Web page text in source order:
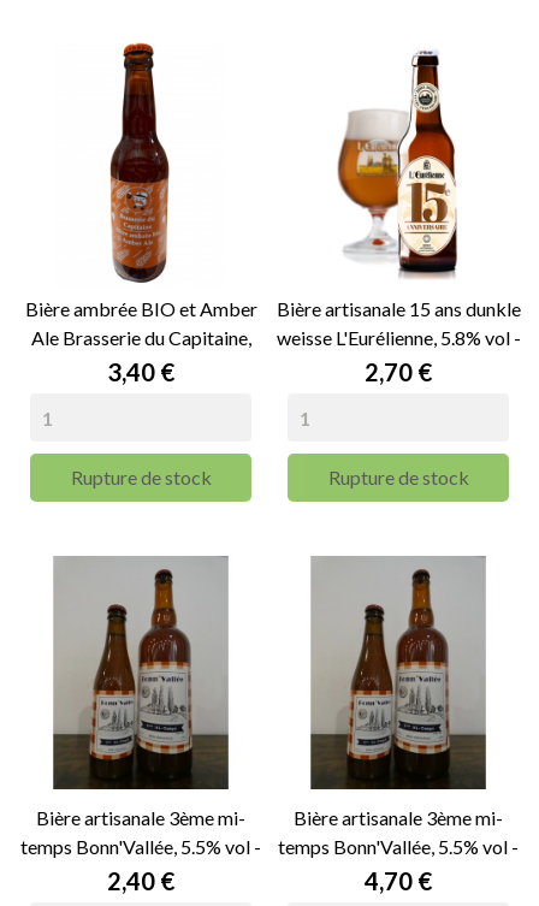
Bière ambrée BIO et Amber
Ale Brasserie du Capitaine,
6.6% vol - 33cl
Prix
3,40 €
Rupture de stock
Bière artisanale 15 ans dunkle
weisse L'Eurélienne, 5.8% vol -
33cl
Prix
2,70 €
Rupture de stock
Bière artisanale 3ème mi-
temps Bonn'Vallée, 5.5% vol -
33cl
Prix
2,40 €
Bière artisanale 3ème mi-
temps Bonn'Vallée, 5.5% vol -
75cl
Prix
4,70 €